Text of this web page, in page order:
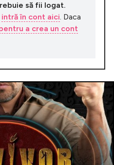
să fii logat.
intră în cont aici . Daca
a crea un cont